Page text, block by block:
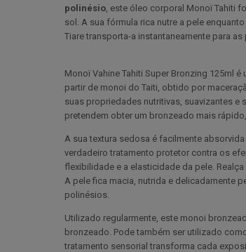
polinésio , este óleo corporal Monoï Tahiti
sol. A sua fórmula rica nutre a pele
Tiare transporta-a instantaneamente para
Monoï Vahine Tahiti Super Bronzing 125ml
partir de monoi do Taiti, obtido por
suas propriedades nutritivas, suavizantes e
pretendem obter um bronzeado mais
A sua textura sedosa é facilmente
verdadeiro tratamento protetor contra os
flexibilidade e a elasticidade da pele.
A pele fica macia, nutrida e delicadamente
polinésios.
Utilizado regularmente, este monoi
bronzeado. Pode também ser utilizado
tratamento sensorial transforma cada